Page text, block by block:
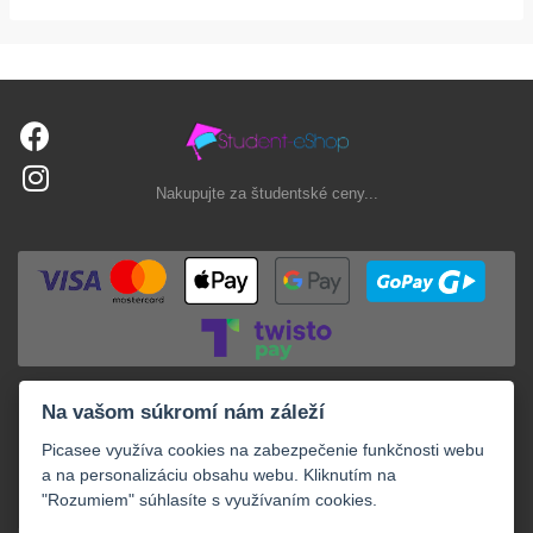
Nakupujte za študentské ceny...
Na vašom súkromí nám záleží
Picasee využíva cookies na zabezpečenie funkčnosti webu
a na personalizáciu obsahu webu. Kliknutím na
"Rozumiem" súhlasíte s využívaním cookies.